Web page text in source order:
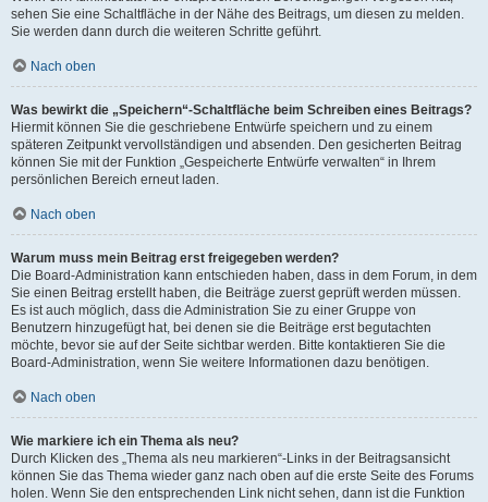
sehen Sie eine Schaltfläche in der Nähe des Beitrags, um diesen zu melden.
Sie werden dann durch die weiteren Schritte geführt.
Nach oben
Was bewirkt die „Speichern“-Schaltfläche beim Schreiben eines Beitrags?
Hiermit können Sie die geschriebene Entwürfe speichern und zu einem
späteren Zeitpunkt vervollständigen und absenden. Den gesicherten Beitrag
können Sie mit der Funktion „Gespeicherte Entwürfe verwalten“ in Ihrem
persönlichen Bereich erneut laden.
Nach oben
Warum muss mein Beitrag erst freigegeben werden?
Die Board-Administration kann entschieden haben, dass in dem Forum, in dem
Sie einen Beitrag erstellt haben, die Beiträge zuerst geprüft werden müssen.
Es ist auch möglich, dass die Administration Sie zu einer Gruppe von
Benutzern hinzugefügt hat, bei denen sie die Beiträge erst begutachten
möchte, bevor sie auf der Seite sichtbar werden. Bitte kontaktieren Sie die
Board-Administration, wenn Sie weitere Informationen dazu benötigen.
Nach oben
Wie markiere ich ein Thema als neu?
Durch Klicken des „Thema als neu markieren“-Links in der Beitragsansicht
können Sie das Thema wieder ganz nach oben auf die erste Seite des Forums
holen. Wenn Sie den entsprechenden Link nicht sehen, dann ist die Funktion